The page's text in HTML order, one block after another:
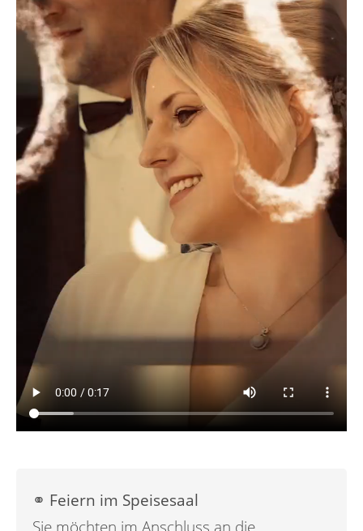
⚭ Feiern im Speisesaal
Sie möchten im Anschluss an die